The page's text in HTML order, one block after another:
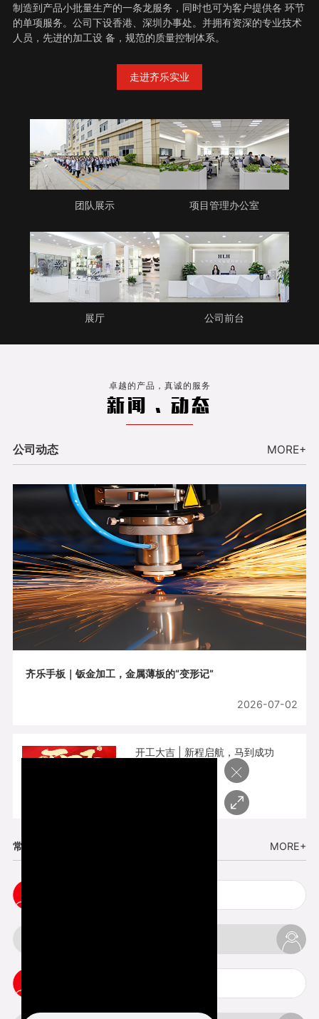
制造到产品小批量生产的一条龙服务，同时也可为客户提供各 环节
的单项服务。公司下设香港、深圳办事处。并拥有资深的专业技术
人员，先进的加工设 备，规范的质量控制体系。
走进齐乐实业
团队展示 项目管理办公室
展厅 公司前台
卓越的产品，真诚的服务
新闻 . 动态
公司动态 MORE+
齐乐手板｜钣金加工，金属薄板的“变形记”
2026-07-02
开工大吉 | 新程启航，马到成功
常见问题 MORE+
×